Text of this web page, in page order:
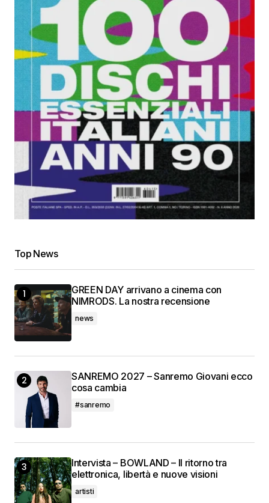
Top News
GREEN DAY arrivano a cinema con
NIMRODS. La nostra recensione
news
SANREMO 2027 – Sanremo Giovani ecco
cosa cambia
#sanremo
Intervista – BOWLAND – Il ritorno tra
elettronica, libertà e nuove visioni
artisti